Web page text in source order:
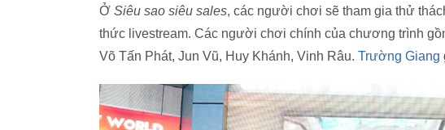
Ở Siêu sao siêu sales, các người chơi sẽ tham gia thử
thức livestream. Các người chơi chính của chương trình
Võ Tấn Phát, Jun Vũ, Huy Khánh, Vinh Râu. Trường Giang